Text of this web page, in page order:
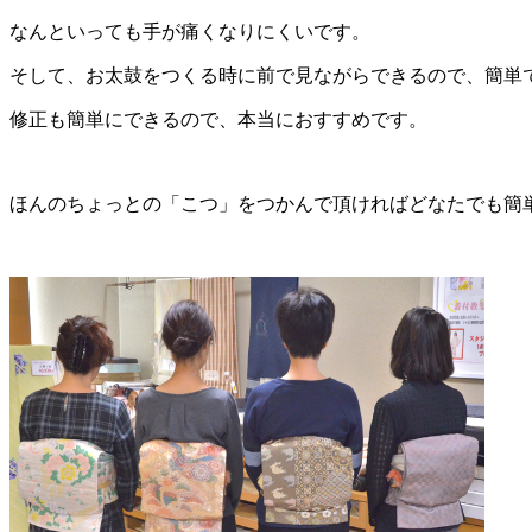
なんといっても手が痛くなりにくいです。
そして、お太鼓をつくる時に前で見ながらできるので、簡単
修正も簡単にできるので、本当におすすめです。
ほんのちょっとの「こつ」をつかんで頂ければどなたでも簡